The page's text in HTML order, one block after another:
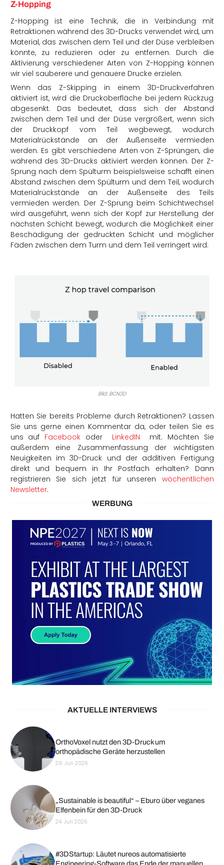
Z-Hopping
Z-Hopping ist eine Technik, die in Verbindung mit
Retraktionen während des 3D-Drucks verwendet wird, um
Material, das zwischen dem Teil und der Düse verbleiben
könnte, zu reduzieren oder zu entfernen. Durch die
Aktivierung verschiedener Arten von Z-Hopping können
wir viel sauberere und genauere Drucke erzielen.
Wenn das Z-Skipping in einem 3D-Druckverfahren
aktiviert ist, wird die Druckoberfläche bei jedem Rückzug
abgesenkt. Das bedeutet, dass sich der Abstand
zwischen dem Teil und der Düse vergrößert, wenn sich
der Druckkopf vom Teil wegbewegt, wodurch
Materialrückstände an der Außenseite vermieden
werden. Es gibt verschiedene Arten von Z-Sprüngen, die
während des 3D-Drucks aktiviert werden können. Der Z-
Sprung nach dem Spülturm beispielsweise schafft einen
Abstand zwischen dem Spülturm und dem Teil, wodurch
Materialrückstände an der Außenseite des Teils
vermieden werden. Der Z-Sprung beim Schichtwechsel
wird ausgeführt, wenn sich der Kopf zur Herstellung der
nächsten Schicht bewegt, wodurch die Möglichkeit einer
Beschädigung der gedruckten Schicht und möglicher
Fäden zwischen dem Turm und dem Teil verringert wird.
Bild: BCN3D
Hatten Sie bereits Probleme durch Retraktionen? Lassen
Sie uns gerne einen Kommentar da, oder teilen Sie es
uns auf Facebookoder LinkedIN mit. Möchten Sie
außerdem eine Zusammenfassung der wichtigsten
Neuigkeiten im 3D-Druck und der additiven Fertigung
direkt und bequem in Ihr Postfach erhalten? Dann
registrieren Sie sich jetzt für unseren wöchentlichen
Newsletter.
WERBUNG
AKTUELLE INTERVIEWS
OrthoVoxel nutzt den 3D-Druck um
orthopädische Geräte herzustellen
29. Juli 2026
„Sustainable is beautiful“ – Eburo über veganes
Elfenbein für den 3D-Druck
24. Juli 2026
#3DStartup: Läutet nureos automatisierte